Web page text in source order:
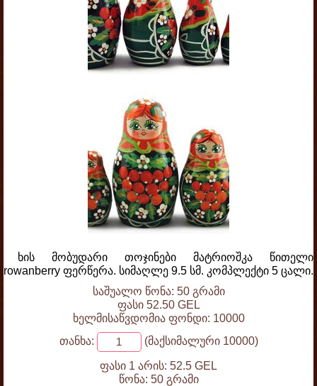
ხის მობუდარი თოჯინები მატრიოშკა წითელი
rowanberry ფერწერა. სიმაღლე 9.5 სმ. კომპლექტი 5 ცალი.
საშუალო წონა: 50 გრამი
ფასი 52.50 GEL
ხელმისაწვდომია ფონდი: 10000
თანხა:
(მაქსიმალური 10000)
ფასი 1 არის: 52.5 GEL
წონა: 50 გრამი